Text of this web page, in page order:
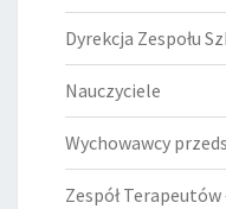
Dyrekcja Zespołu
Nauczyciele
Wychowawcy
Zespół